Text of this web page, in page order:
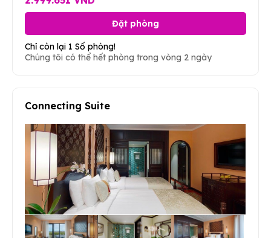
Đặt phòng
Chỉ còn lại 1 Số phòng!
Chúng tôi có thể hết phòng trong vòng 2 ngày
Connecting Suite